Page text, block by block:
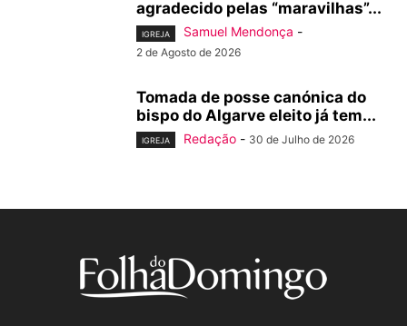
agradecido pelas “maravilhas”...
IGREJA Samuel Mendonça -
2 de Agosto de 2026
Tomada de posse canónica do
bispo do Algarve eleito já tem...
IGREJA Redação - 30 de Julho de 2026